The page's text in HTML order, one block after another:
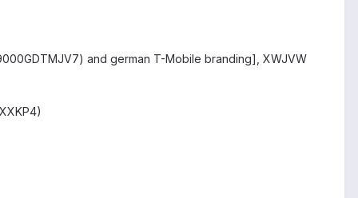
and german T-Mobile branding], XWJVW